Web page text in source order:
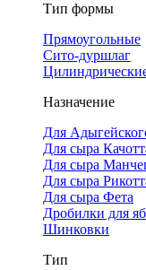
Тип формы
Прямоугольные
Сито-дуршлаг
Назначение
Для
Для сыра
Для сыра
Для сыра
Для сыра Фета
Дробилки для
Шинковки
Тип